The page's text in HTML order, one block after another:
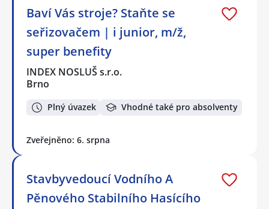
Baví Vás stroje? Staňte se
seřizovačem | i junior, m/ž,
super benefity
INDEX NOSLUŠ s.r.o.
Brno
Plný úvazek Vhodné také pro absolventy
Zveřejněno: 6. srpna
Stavbyvedoucí Vodního A
Pěnového Stabilního Hasícího